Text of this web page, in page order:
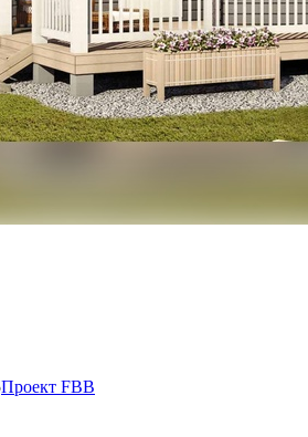
Проект FBB